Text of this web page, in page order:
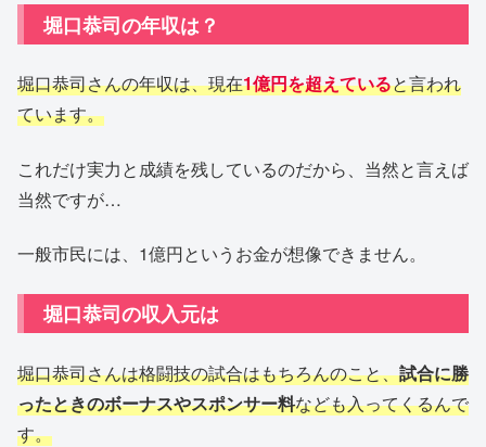
堀口恭司の年収は？
堀口恭司さんの年収は、現在1億円を超えていると言われ
ています。
これだけ実力と成績を残しているのだから、当然と言えば
当然ですが…
一般市民には、1億円というお金が想像できません。
堀口恭司の収入元は
堀口恭司さんは格闘技の試合はもちろんのこと、試合に勝
ったときのボーナスやスポンサー料なども入ってくるんで
す。